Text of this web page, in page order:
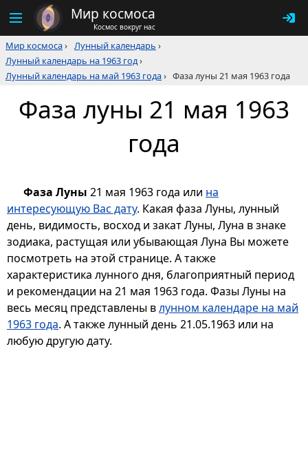
Мир космоса
Космос вокруг нас
Мир космоса› Лунный календарь ›
Лунный календарь на 1963 год›
Лунный календарь на май 1963 года› Фаза луны 21 мая 1963 года
Фаза луны 21 мая 1963
года
Фаза Луны 21 мая 1963 года или на
интересующую Вас дату. Какая фаза Луны, лунный
день, видимость, восход и закат Луны, Луна в знаке
зодиака, растущая или убывающая Луна Вы можете
посмотреть на этой странице. А также
характеристика лунного дня, благоприятный период
и рекомендации на 21 мая 1963 года. Фазы Луны на
весь месяц представлены влунном календаре на май
1963 года. А также лунный день 21.05.1963 или на
любую другую дату.